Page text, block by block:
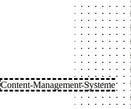
Content-Management-Systeme